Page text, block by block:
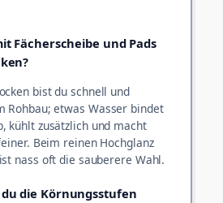
Fächerscheibe und Pads
bist du schnell und
Rohbau; etwas Wasser bindet
kühlt zusätzlich und macht
Beim reinen Hochglanz
nass oft die sauberere Wahl.
die Körnungsstufen